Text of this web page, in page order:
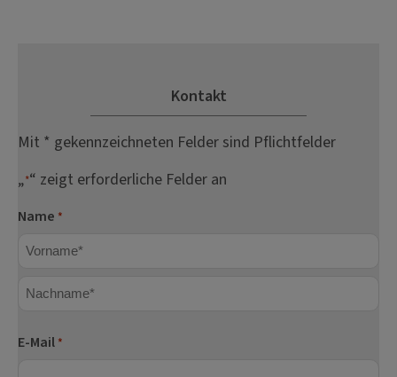
Kontakt
Mit * gekennzeichneten Felder sind Pflichtfelder
„*“ zeigt erforderliche Felder an
Name *
E-Mail *